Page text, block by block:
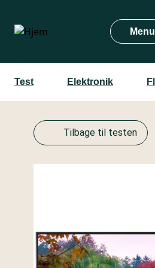
hovedindhold
Menu
Test Elektronik
Tilbage til testen